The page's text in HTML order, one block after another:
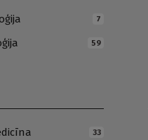
7
59
33